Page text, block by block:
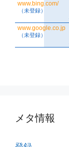
メタ情報